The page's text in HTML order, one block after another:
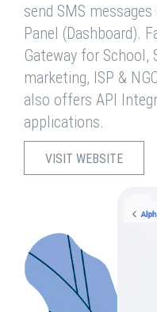
send SMS
Panel (Dashboard).
Gateway for School,
marketing, ISP &
also offers API
applications.
VISIT WEBSITE